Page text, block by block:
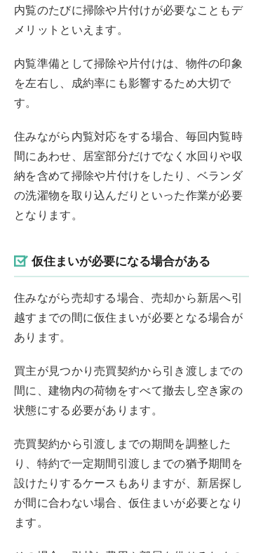
内覧のたびに掃除や片付けが必要なこともデ
メリットといえます。
内覧準備として掃除や片付けは、物件の印象
を左右し、成約率にも影響するため大切で
す。
住みながら内覧対応をする場合、毎回内覧時
間にあわせ、居室部分だけでなく水回りや収
納を含めて掃除や片付けをしたり、ベランダ
の洗濯物を取り込んだりといった作業が必要
となります。
仮住まいが必要になる場合がある
住みながら売却する場合、売却から新居へ引
越すまでの間に仮住まいが必要となる場合が
あります。
買主が見つかり売買契約から引き渡しまでの
間に、建物内の荷物をすべて撤去し空き家の
状態にする必要があります。
売買契約から引渡しまでの期間を調整した
り、特約で一定期間引渡しまでの猶予期間を
設けたりするケースもありますが、新居探し
が間に合わない場合、仮住まいが必要となり
ます。